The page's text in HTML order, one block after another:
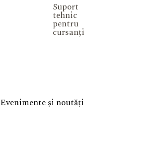
Suport
tehnic
pentru
cursanți
Evenimente și noutăți